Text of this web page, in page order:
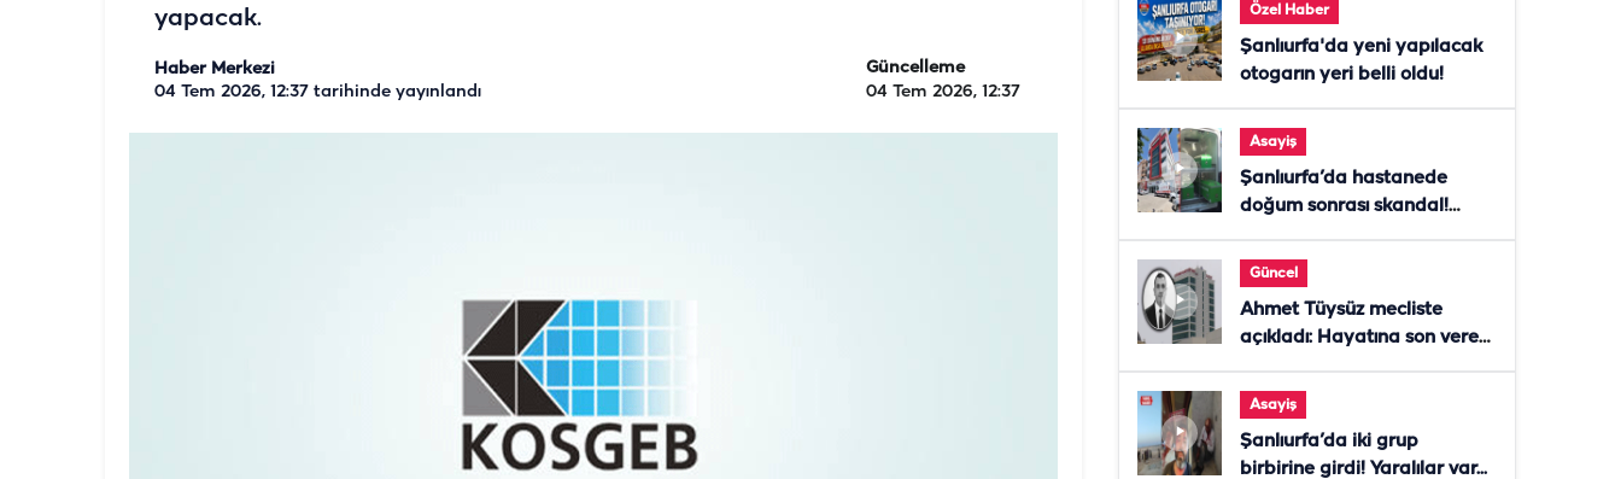
yapacak.
Haber Merkezi
04 Tem 2026, 12:37 tarihinde yayınlandı
Güncelleme
04 Tem 2026, 12:37
Özel Haber
Şanlıurfa'da yeni yapılacak
otogarın yeri belli oldu!
Asayiş
Şanlıurfa’da hastanede
doğum sonrası skandal!
Güncel
Ahmet Tüysüz mecliste
açıkladı: Hayatına son veren
ölmezdim" notunu bıraktı
Asayiş
Şanlıurfa’da iki grup
birbirine girdi! Yaralılar var...